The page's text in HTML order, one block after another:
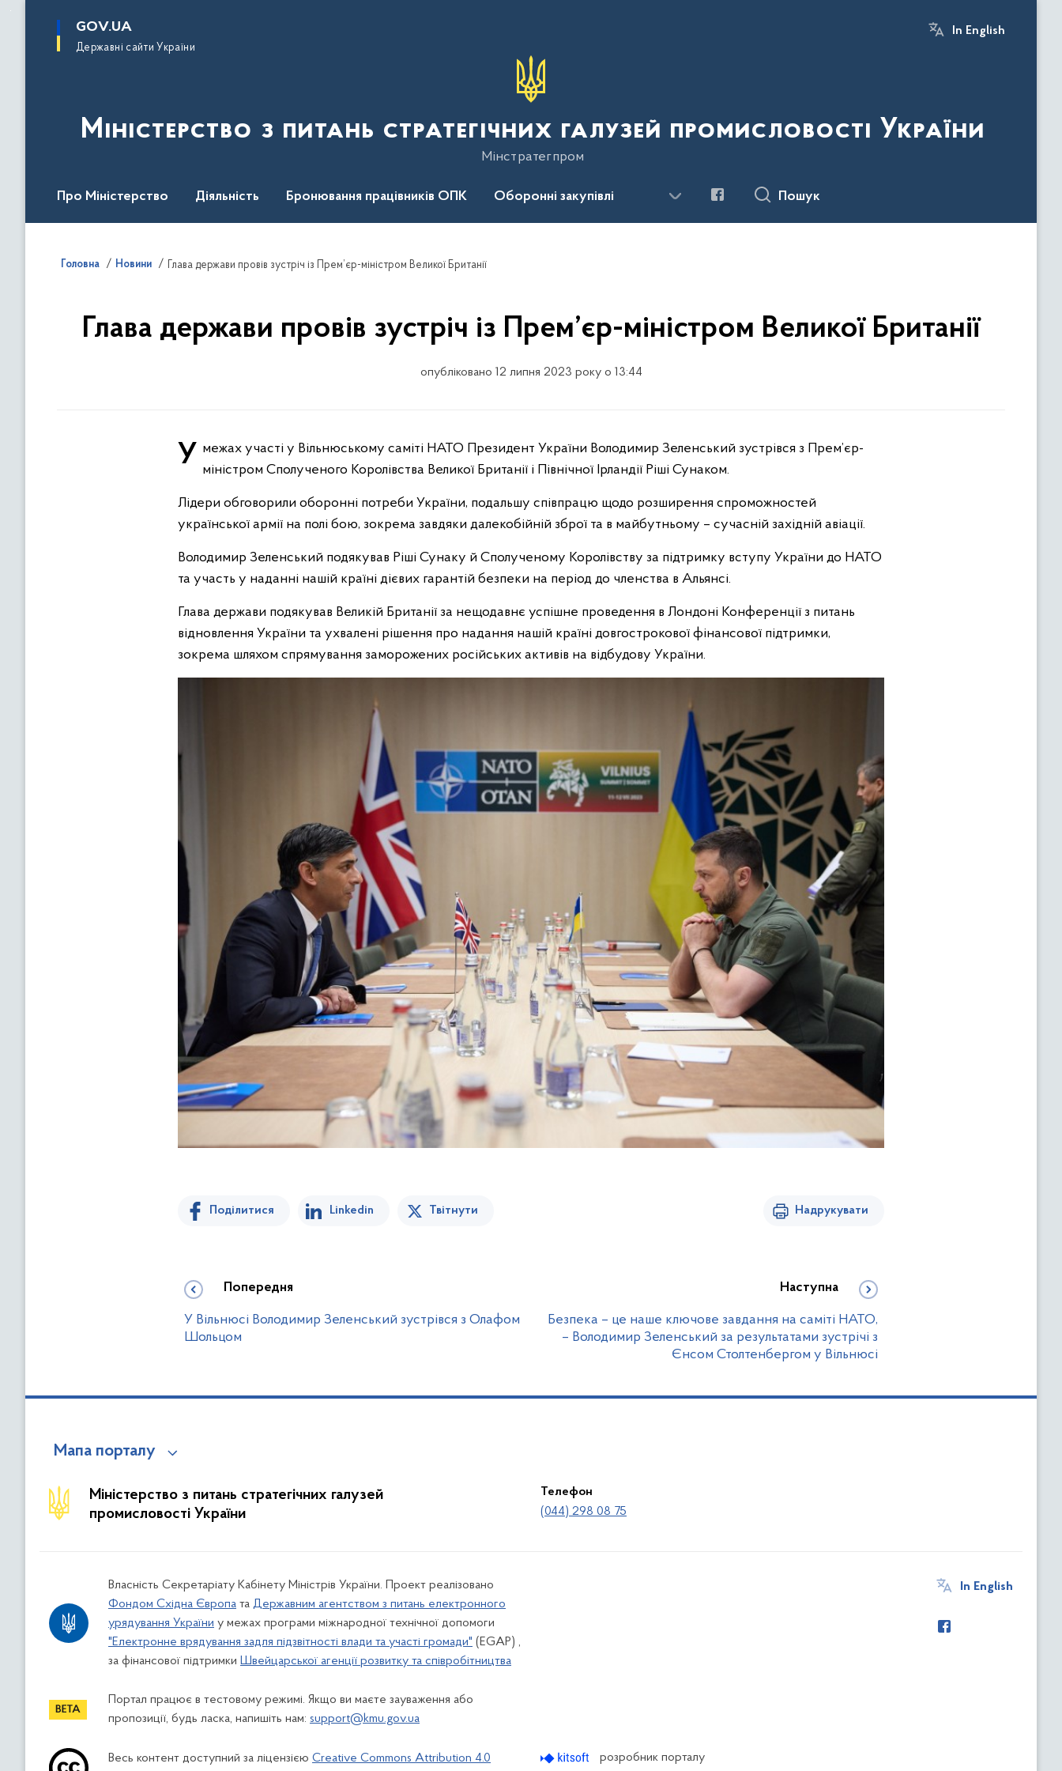
основного
GOV.UA
Державні сайти України
In English
Міністерство з питань стратегічних галузей промисловості України
Мінстратегпром
Про Міністерство Діяльність Бронювання працівників ОПК Оборонні закупівлі Пошук
Головна Новини Глава держави провів зустріч із Прем’єр-міністром Великої Британії
Глава держави провів зустріч із Прем’єр-міністром Великої Британії
опубліковано 12 липня 2023 року о 13:44
У межах участі у Вільнюському саміті НАТО Президент України Володимир Зеленський зустрівся з Прем’єр- міністром Сполученого Королівства Великої Британії і Північної Ірландії Ріші Сунаком.
Лідери обговорили оборонні потреби України, подальшу співпрацю щодо розширення спроможностей
української армії на полі бою, зокрема завдяки далекобійній зброї та в майбутньому – сучасній західній авіації.
Володимир Зеленський подякував Ріші Сунаку й Сполученому Королівству за підтримку вступу України до НАТО
та участь у наданні нашій країні дієвих гарантій безпеки на період до членства в Альянсі.
Глава держави подякував Великій Британії за нещодавнє успішне проведення в Лондоні Конференції з питань
відновлення України та ухвалені рішення про надання нашій країні довгострокової фінансової підтримки,
зокрема шляхом спрямування заморожених російських активів на відбудову України.
Поділитися Linkedin Твітнути Надрукувати
Попередня
У Вільнюсі Володимир Зеленський зустрівся з Олафом
Шольцом
Наступна
Безпека – це наше ключове завдання на саміті НАТО,
– Володимир Зеленський за результатами зустрічі з
Єнсом Столтенбергом у Вільнюсі
Мапа порталу
Міністерство з питань стратегічних галузей
промисловості України
Телефон
(044) 298 08 75
Власність Секретаріату Кабінету Міністрів України. Проект реалізовано
Фондом Східна Європа та Державним агентством з питань електронного
урядування України у межах програми міжнародної технічної допомоги
"Електронне врядування задля підзвітності влади та участі громади" (EGAP) ,
за фінансової підтримки Швейцарської агенції розвитку та співробітництва
Портал працює в тестовому режимі. Якщо ви маєте зауваження або
пропозиції, будь ласка, напишіть нам: support@kmu.gov.ua
In English
Весь контент доступний за ліцензією Creative Commons Attribution 4.0 розробник порталу